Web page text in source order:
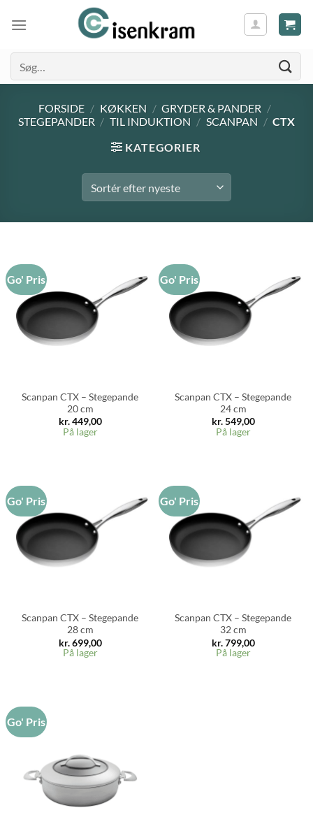
efter:
FORSIDE / KØKKEN / GRYDER & PANDER /
STEGEPANDER / TIL INDUKTION / SCANPAN / CTX
KATEGORIER
Go' Pris
Scanpan CTX – Stegepande
20 cm
kr.449,00
På lager
Go' Pris
Scanpan CTX – Stegepande
24 cm
kr.549,00
På lager
Go' Pris
Scanpan CTX – Stegepande
28 cm
kr.699,00
På lager
Go' Pris
Scanpan CTX – Stegepande
32 cm
kr.799,00
På lager
Go' Pris